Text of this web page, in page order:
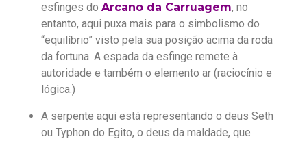
esfinges do Arcano da Carruagem, no
entanto, aqui puxa mais para o simbolismo do
“equilíbrio” visto pela sua posição acima da roda
da fortuna. A espada da esfinge remete à
autoridade e também o elemento ar (raciocínio e
lógica.)
A serpente aqui está representando o deus Seth
ou Typhon do Egito, o deus da maldade, que